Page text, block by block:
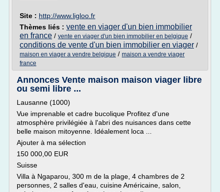
Site : http://www.ligloo.fr
Thèmes liés : vente en viager d'un bien immobilier
en france / vente en viager d'un bien immobilier en belgique /
conditions de vente d'un bien immobilier en viager /
maison en viager a vendre belgique / maison a vendre viager
france
Annonces Vente maison maison viager libre
ou semi libre ...
Lausanne (1000)
Vue imprenable et cadre bucolique Profitez d'une
atmosphère privilégiée à l'abri des nuisances dans cette
belle maison mitoyenne. Idéalement loca ...
Ajouter à ma sélection
150 000,00 EUR
Suisse
Villa à Ngaparou, 300 m de la plage, 4 chambres de 2
personnes, 2 salles d'eau, cuisine Américaine, salon,